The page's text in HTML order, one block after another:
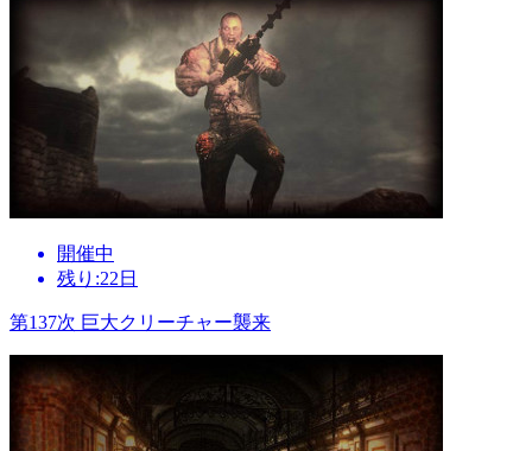
開催中
残り:22日
第137次 巨大クリーチャー襲来